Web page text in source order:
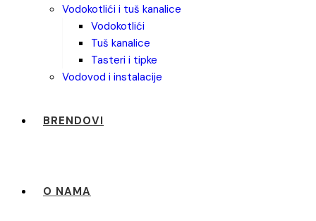
vodokotlići i tuš kanalice
vodokotlići
tuš kanalice
tasteri i tipke
vodovod i instalacije
BRENDOVI
O NAMA